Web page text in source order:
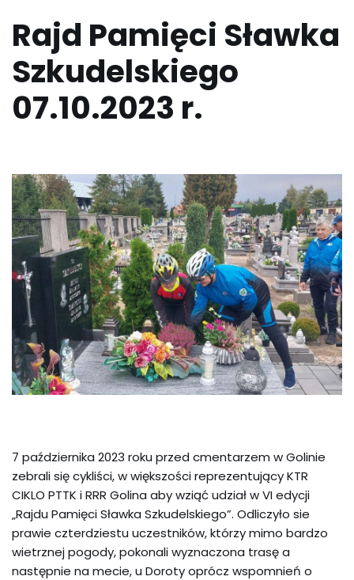
Rajd Pamięci Sławka
Szkudelskiego
07.10.2023 r.
7 października 2023 roku przed cmentarzem w Golinie
zebrali się cykliści, w większości reprezentujący KTR
CIKLO PTTK i RRR Golina aby wziąć udział w VI edycji
„Rajdu Pamięci Sławka Szkudelskiego”. Odliczyło sie
prawie czterdziestu uczestników, którzy mimo bardzo
wietrznej pogody, pokonali wyznaczona trasę a
następnie na mecie, u Doroty oprócz wspomnień o